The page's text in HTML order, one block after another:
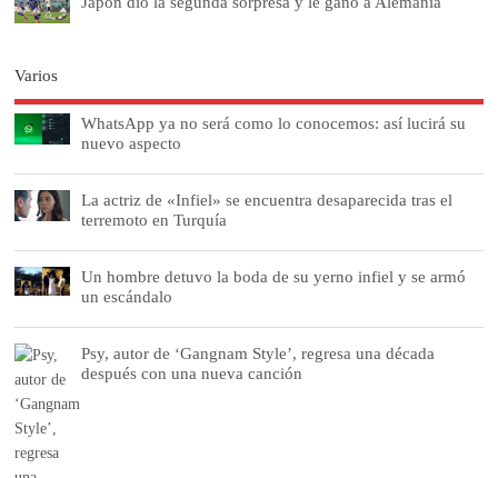
Varios
WhatsApp ya no será como lo conocemos: así lucirá su
nuevo aspecto
La actriz de «Infiel» se encuentra desaparecida tras el
terremoto en Turquía
Un hombre detuvo la boda de su yerno infiel y se armó
un escándalo
Psy, autor de ‘Gangnam Style’, regresa una década
después con una nueva canción